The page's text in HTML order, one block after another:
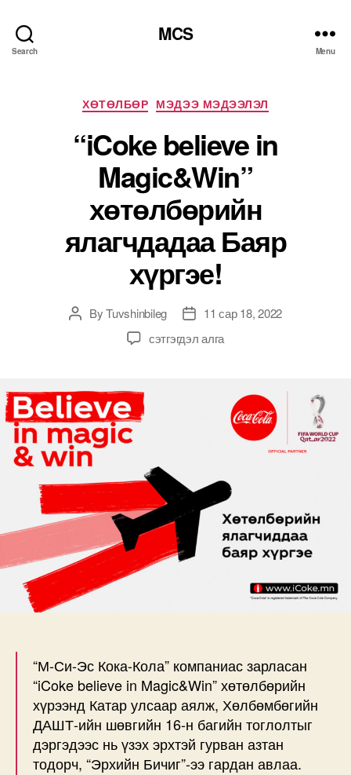
Search
MCS
Menu
Categories
ХӨТӨЛБӨР МЭДЭЭ МЭДЭЭЛЭЛ
“iCoke believe in
Magic&Win”
хөтөлбөрийн
ялагчдадаа Баяр
хүргэе!
PostByTuvshinbileg
Post11 сар 18, 2022
“iCoke
дээр
сэтгэгдэл алга
“М-Си-Эс Кока-Кола” компаниас зарласан
“iCoke believe in Magic&Win” хөтөлбөрийн
хүрээнд Катар улсаар аялж, Хөлбөмбөгийн
ДАШТ-ийн шөвгийн 16-н багийн тоглолтыг
дэргэдээс нь үзэх эрхтэй гурван азтан
тодорч, “Эрхийн Бичиг”-ээ гардан авлаа.